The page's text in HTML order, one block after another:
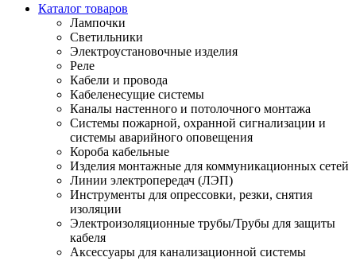
Каталог товаров
Лампочки
Светильники
Электроустановочные изделия
Реле
Кабели и провода
Кабеленесущие системы
Каналы настенного и потолочного монтажа
Системы пожарной, охранной сигнализации и
системы аварийного оповещения
Короба кабельные
Изделия монтажные для коммуникационных сетей
Линии электропередач (ЛЭП)
Инструменты для опрессовки, резки, снятия
изоляции
Электроизоляционные трубы/Трубы для защиты
кабеля
Аксессуары для канализационной системы